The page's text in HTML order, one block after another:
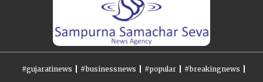
#gujaratinews #businessnews #popular #breakingnews